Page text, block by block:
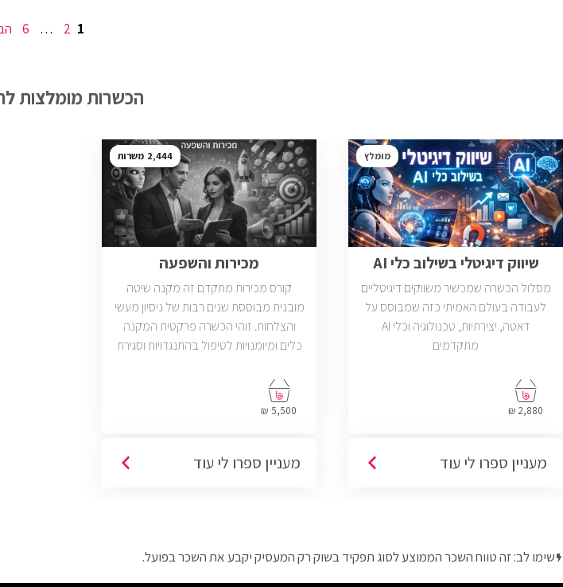
עמוד
1 עמוד
2
… עמוד
6
הכשרות מומלצות
מומלץ
שיווק דיגיטלי בשילוב כלי AI
מסלול הכשרה שמכשיר משווקים דיגיטליים
לעבודה בעולם האמיתי כזה שמבוסס על
דאטה, יצירתיות, טכנולוגיה וכלי AI
מתקדמים
2,880 ₪
מעניין ספרו לי עוד
2,444
מכירות והשפעה
קורס מכירות מתקדם זה מקנה שיטה
מובנית מבוססת שנים רבות של ניסיון מעשי
והצלחות. זוהי הכשרה פרקטית המקנה
כלים ומיומנויות לטיפול בהתנגדויות וסגירת
פתוחות בשוק בחברות וארגונים מכל
הסוגים והגדלים (מכירות טלפוניות,5,500 ₪
מעניין ספרו לי עוד
שימו לב: זה טווח השכר הממוצע לסוג תפקיד בשוק רק המעסיק יקבע את השכר בפועל.